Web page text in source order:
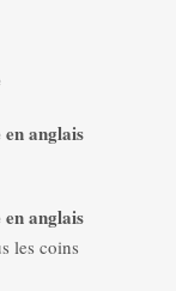
anglais
anglais
les coins